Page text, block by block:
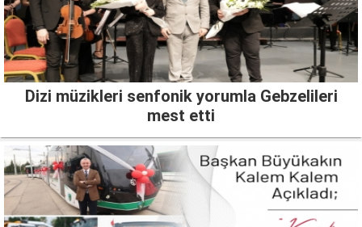
Dizi müzikleri senfonik yorumla Gebzelileri
mest etti